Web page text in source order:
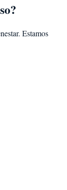
Estamos